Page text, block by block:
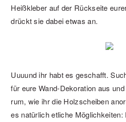
Heißkleber auf der Rückseite
drückt sie dabei etwas an.
Uuuund ihr habt es geschafft.
für eure Wand-Dekoration aus
rum, wie ihr die Holzscheiben
es natürlich etliche